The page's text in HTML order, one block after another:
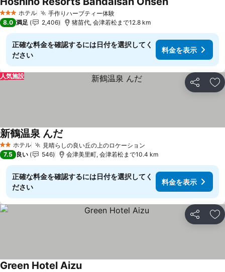
3 ホテルのランク
ホテル 手作りハーブティー体験
8.0 満足 2,406 猪苗代, 会津若松まで12.8 km
正確な料金を確認するには日付を選択してく
ださい
料金を表示
シェア お
人気施設
2 ホテルのランク
ホテル 見晴らしの良い丘の上のロケーション
新鶴温泉 んだ
7.5 良い 546 会津美里町, 会津若松まで10.4 km
正確な料金を確認するには日付を選択してく
ださい
料金を表示
シェア お
Green Hotel Aizu